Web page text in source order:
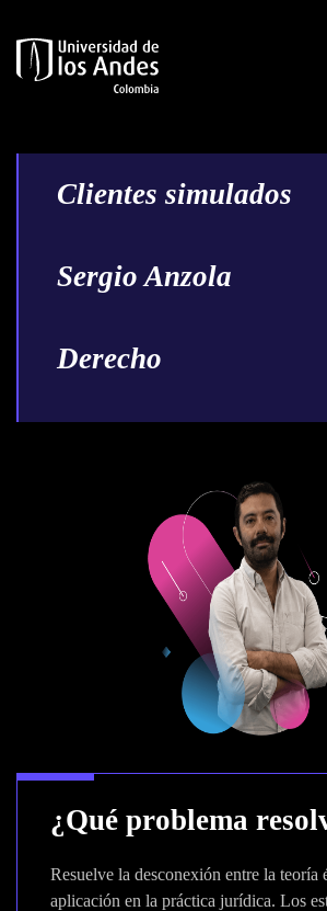
Skip to main content
Clientes simulados
Sergio Anzola
Derecho
¿Qué problema
Resuelve la desconexión entre la teoría
aplicación en la práctica jurídica. Los